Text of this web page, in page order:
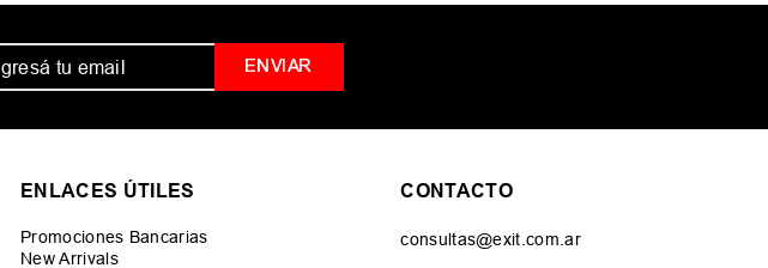
ENVIAR
ENLACES ÚTILES
Promociones Bancarias
New Arrivals
CONTACTO
consultas@exit.com.ar